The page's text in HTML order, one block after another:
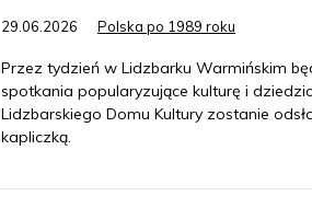
29.06.2026 Polska po 1989 roku
Przez tydzień w Lidzbarku Warmińskim
spotkania popularyzujące kulturę i
Lidzbarskiego Domu Kultury zostanie
kapliczką.